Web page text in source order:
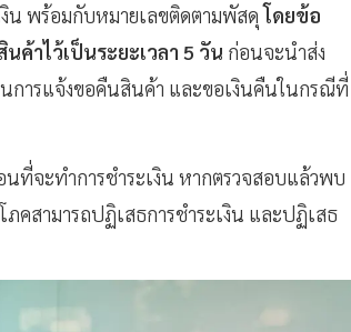
น พร้อมกับหมายเลขติดตามพัสดุโดยข้อ
ค้าไว้เป็นระยะเวลา 5 วัน ก่อนจะนำส่ง
การแจ้งขอคืนสินค้า และขอเงินคืนในกรณีที่
ที่จะทำการชำระเงิน หากตรวจสอบแล้วพบ
สามารถปฏิเสธการชำระเงิน และปฏิเสธ